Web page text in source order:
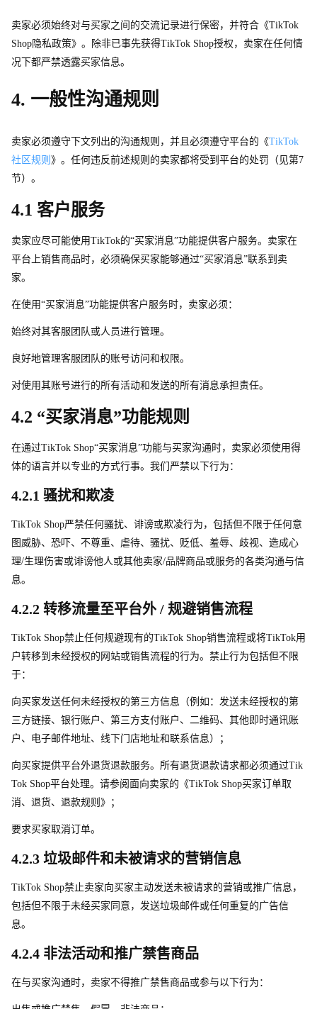
卖家必须始终对与买家之间的交流记录进行保密，并符合《TikTok
Shop隐私政策》。除非已事先获得TikTok Shop授权，卖家在任何情
况下都严禁透露买家信息。
4. 一般性沟通规则
卖家必须遵守下文列出的沟通规则，并且必须遵守平台的《TikTok
社区规则 》。任何违反前述规则的卖家都将受到平台的处罚（见第7
节）。
4.1 客户服务
卖家应尽可能使用TikTok的“买家消息”功能提供客户服务。卖家在
平台上销售商品时，必须确保买家能够通过“买家消息”联系到卖
家。
在使用“买家消息”功能提供客户服务时，卖家必须：
始终对其客服团队或人员进行管理。
良好地管理客服团队的账号访问和权限。
对使用其账号进行的所有活动和发送的所有消息承担责任。
4.2 “买家消息”功能规则
在通过TikTok Shop“买家消息”功能与买家沟通时，卖家必须使用得
体的语言并以专业的方式行事。我们严禁以下行为：
4.2.1 骚扰和欺凌
TikTok Shop严禁任何骚扰、诽谤或欺凌行为，包括但不限于任何意
图威胁、恐吓、不尊重、虐待、骚扰、贬低、羞辱、歧视、造成心
理/生理伤害或诽谤他人或其他卖家/品牌商品或服务的各类沟通与信
息。
4.2.2 转移流量至平台外 / 规避销售流程
TikTok Shop禁止任何规避现有的TikTok Shop销售流程或将TikTok用
户转移到未经授权的网站或销售流程的行为。禁止行为包括但不限
于：
向买家发送任何未经授权的第三方信息（例如：发送未经授权的第
三方链接、银行账户、第三方支付账户、二维码、其他即时通讯账
户、电子邮件地址、线下门店地址和联系信息）；
向买家提供平台外退货退款服务。所有退货退款请求都必须通过Tik
Tok Shop平台处理。请参阅面向卖家的《TikTok Shop买家订单取
消、退货、退款规则》；
要求买家取消订单。
4.2.3 垃圾邮件和未被请求的营销信息
TikTok Shop禁止卖家向买家主动发送未被请求的营销或推广信息，
包括但不限于未经买家同意，发送垃圾邮件或任何重复的广告信
息。
4.2.4 非法活动和推广禁售商品
在与买家沟通时，卖家不得推广禁售商品或参与以下行为：